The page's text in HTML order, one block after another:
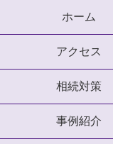
ホーム
アクセス
相続対策
事例紹介